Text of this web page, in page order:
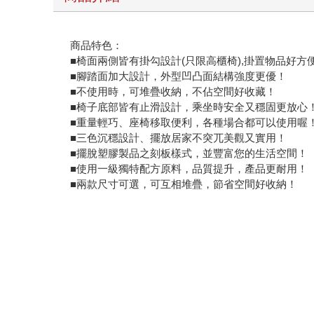
商品特色：
■椅面兩側皆有掛勾設計(只限高櫃椅),掛置物品好方
■腳踏面加大設計，外型凹凸面結構強度更優！
■不使用時，可堆疊收納，不佔空間好收藏！
■椅子底部皆有止滑設計，乘坐時安全又穩固更放心！
■重量輕巧、座椅移取便利，各種場合都可以使用喔！
■三色沉穩設計、擺放居家不突兀美觀又實用！
■擺脫塑膠製品之刻板樣式，並豐富您的生活空間！
■使用一級獨特配方原料，品質提升，產品更耐用！
■兩款尺寸可選，可互相堆疊，節省空間好收納！